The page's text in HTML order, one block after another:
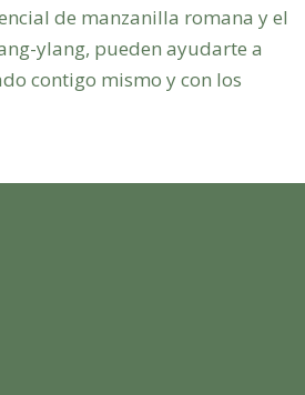
de manzanilla romana y el
ylang, pueden ayudarte a
contigo mismo y con los